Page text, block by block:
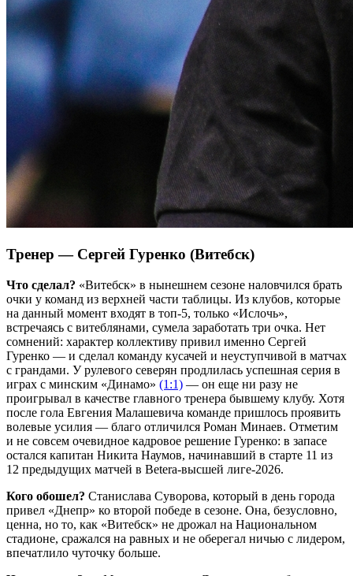
Тренер — Сергей Гуренко (Витебск)
Что сделал? «Витебск» в нынешнем сезоне наловчился брать
очки у команд из верхней части таблицы. Из клубов, которые
на данный момент входят в топ-5, только «Ислочь»,
встречаясь с витеблянами, сумела заработать три очка. Нет
сомнений: характер коллективу привил именно Сергей
Гуренко — и сделал команду кусачей и неуступчивой в матчах
с грандами. У рулевого северян продлилась успешная серия в
играх с минским «Динамо» (1:1) — он еще ни разу не
проигрывал в качестве главного тренера бывшему клубу. Хотя
после гола Евгения Малашевича команде пришлось проявить
волевые усилия — благо отличился Роман Минаев. Отметим
и не совсем очевидное кадровое решение Гуренко: в запасе
остался капитан Никита Наумов, начинавший в старте 11 из
12 предыдущих матчей в Betera-высшей лиге-2026.
Кого обошел? Станислава Суворова, который в день города
привел «Днепр» ко второй победе в сезоне. Она, безусловно,
ценна, но то, как «Витебск» не дрожал на Национальном
стадионе, сражался на равных и не оберегал ничью с лидером,
впечатлило чуточку больше.